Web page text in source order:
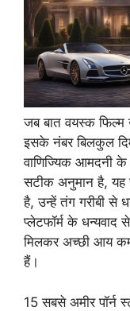
जब बात वयस्क फिल्म
इसके नंबर बिलकुल
वाणिज्यिक आमदनी
सटीक अनुमान है, यह
है, उन्हें तंग गरीबी से
प्लेटफॉर्म के
मिलकर अच्छी आय
हैं।
15 सबसे अमीर पॉर्न